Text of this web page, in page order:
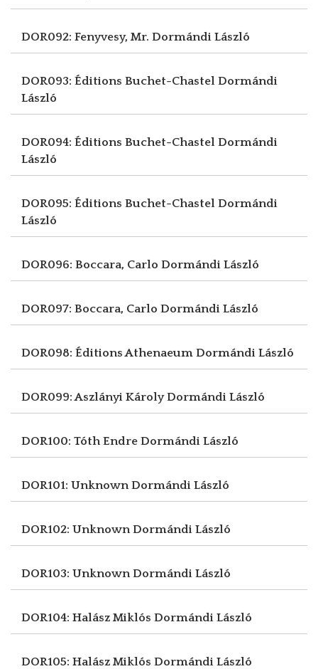
DOR092: Fenyvesy, Mr. Dormándi László
DOR093: Éditions Buchet-Chastel Dormándi
László
DOR094: Éditions Buchet-Chastel Dormándi
László
DOR095: Éditions Buchet-Chastel Dormándi
László
DOR096: Boccara, Carlo Dormándi László
DOR097: Boccara, Carlo Dormándi László
DOR098: Éditions Athenaeum Dormándi László
DOR099: Aszlányi KárolyDormándi László
DOR100: Tóth Endre Dormándi László
DOR101: UnknownDormándi László
DOR102: UnknownDormándi László
DOR103: UnknownDormándi László
DOR104: Halász Miklós Dormándi László
DOR105: Halász Miklós Dormándi László